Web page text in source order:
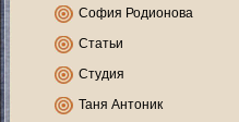
София Родионова
Статьи
Студия
Таня Антоник